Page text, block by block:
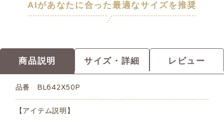
AIがあなたに合った最適なサイズを推奨
商品説明 サイズ・詳細 レビュー
品番 BL642X50P
【アイテム説明】